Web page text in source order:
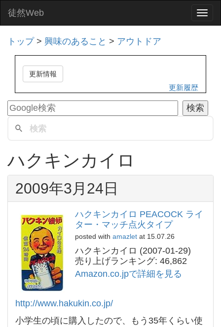
徒然Web
トップ> 興味のあること > アウトドア
更新情報
更新履歴
ハクキンカイロ
2009年3月24日
ハクキンカイロ PEACOCK ライ
ター・マッチ点火タイプ
posted with amazlet at 15.07.26
ハクキンカイロ (2007-01-29)
売り上げランキング: 46,862
Amazon.co.jpで詳細を見る
http://www.hakukin.co.jp/
小学生の頃に購入したので、もう35年くらい使